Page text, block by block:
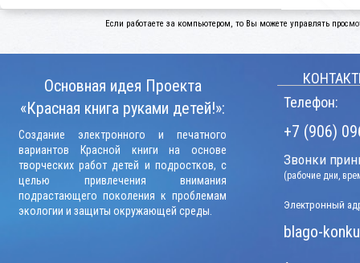
Если работаете за компьютером, то Вы можете управлять
Основная идея Проекта
«Красная книга руками детей!»:
Создание электронного и печатного
вариантов Красной книги на основе
творческих работ детей и подростков, с
целью привлечения внимания
подрастающего поколения к проблемам
экологии и защиты окружающей среды.
Телефон:
+7 (906)
Звонки
(рабочие дни,
Электронный
blago-